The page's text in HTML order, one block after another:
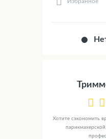
Хотите сэкономить